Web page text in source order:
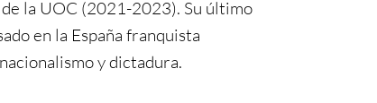
la UOC (2021-2023). Su último
en la España franquista
y dictadura.